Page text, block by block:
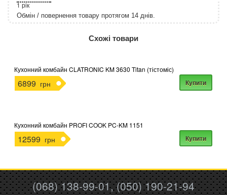
1 рік
Обмін / повернення товару протягом 14 днів.
Схожі товари
Кухонний комбайн CLATRONIC KM 3630 Titan (тістоміс)
6899 грн Купити
Кухонний комбайн PROFI COOK PC-KM 1151
12599 грн Купити
(068) 138-99-01, (050) 190-21-94